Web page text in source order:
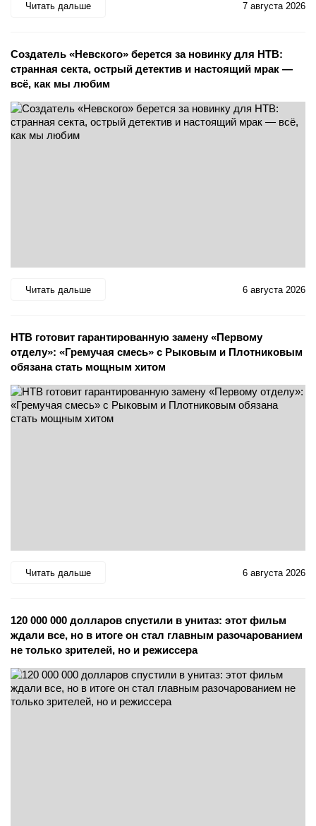
Читать дальше 7 августа 2026
Создатель «Невского» берется за новинку для НТВ:
странная секта, острый детектив и настоящий мрак —
всё, как мы любим
Читать дальше 6 августа 2026
НТВ готовит гарантированную замену «Первому
отделу»: «Гремучая смесь» с Рыковым и Плотниковым
обязана стать мощным хитом
Читать дальше 6 августа 2026
120 000 000 долларов спустили в унитаз: этот фильм
ждали все, но в итоге он стал главным разочарованием
не только зрителей, но и режиссера